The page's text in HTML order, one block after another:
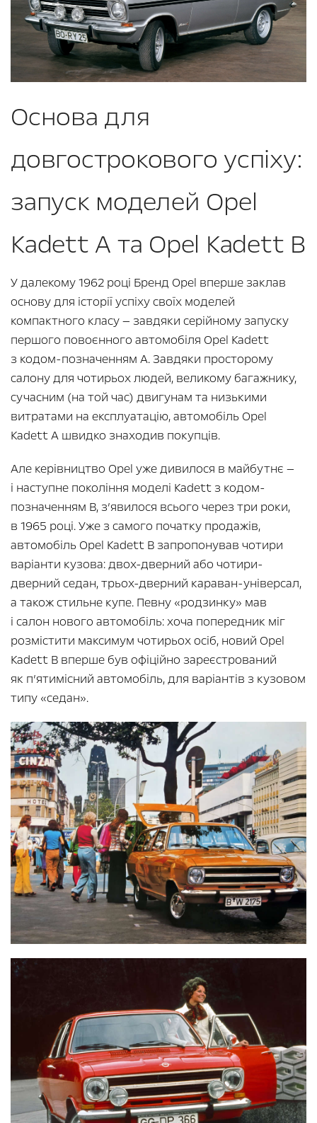
Основа для
довгострокового успіху:
запуск моделей Opel
Kadett A та Opel Kadett B
У далекому 1962 році Бренд Opel вперше заклав
основу для історії успіху своїх моделей
компактного класу — завдяки серійному запуску
першого повоєнного автомобіля Opel Kadett
з кодом-позначенням A. Завдяки просторому
салону для чотирьох людей, великому багажнику,
сучасним (на той час) двигунам та низькими
витратами на експлуатацію, автомобіль Opel
Kadett A швидко знаходив покупців.
Але керівництво Opel уже дивилося в майбутнє —
і наступне покоління моделі Kadett з кодом-
позначенням В, з’явилося всього через три роки,
в 1965 році. Уже з самого початку продажів,
автомобіль Opel Kadett B запропонував чотири
варіанти кузова: двох-дверний або чотири-
дверний седан, трьох-дверний караван-універсал,
а також стильне купе. Певну «родзинку» мав
і салон нового автомобіль: хоча попередник міг
розмістити максимум чотирьох осіб, новий Opel
Kadett B вперше був офіційно зареєстрований
як п’ятимісний автомобіль, для варіантів з кузовом
типу «седан».